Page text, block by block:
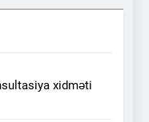
xidməti